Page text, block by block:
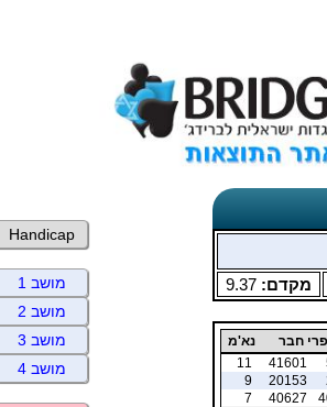
מקדם:9.37
חבר
נא'מ
41601
11
20153
9
40627
7
Handicap
מושב 1
מושב 2
מושב 3
מושב 4